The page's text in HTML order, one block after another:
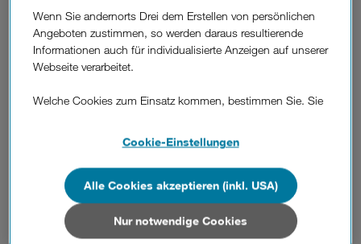
Drei erhielt dabei von seinen Business-Kundinnen und -
Kunden die Bestnote 1,6 mit einem Gesamtscore von 136
Punkten im gesamten deutschsprachigen Raum, gefolgt
von der Schweizer Swisscom mit 127 Zählern (Note 1,7) und
Drei auch beliebtester B2B Internet-Anbieter
Neben dem B2B Kundenbarometer als Mobilfunker erzielte
Internet-Nutzung durch Businesskunden. Mit einem
Gesamtergebnis von 122 Punkten (Note 1,8) führt Drei beim
Österreich-Ranking deutlich und konnte das
Vorjahresergebnis um 27 Punkte steigern.
Wenn Sie andernorts Drei dem Erstellen von persönlichen
Angeboten zustimmen, so werden daraus resultierende
Informationen auch für individualisierte Anzeigen auf unserer
Webseite verarbeitet.
Welche Cookies zum Einsatz kommen, bestimmen Sie. Sie
Details und alle Optionen finden Sie unter „Cookie-
Wenn Sie allen Cookies zustimmen, werden auch Cookies
von Drittanbietern verarbeitet, die Ihre Daten in Ländern
außerhalb der europäischen Union (z.B. in den USA)
verarbeiten. Sie unterliegen keinem EU-konformen
Cookie-Einstellungen
Nur notwendige Cookies
Alle Cookies akzeptieren (inkl. USA)